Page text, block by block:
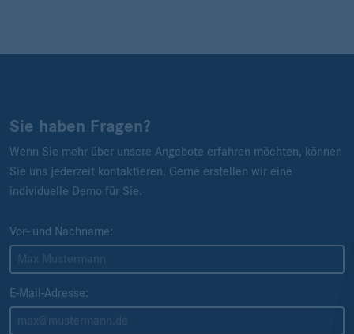
Sie haben Fragen?
Wenn Sie mehr über unsere Angebote erfahren möchten, können
Sie uns jederzeit kontaktieren. Gerne erstellen wir eine
individuelle Demo für Sie.
Vor- und Nachname:
E-Mail-Adresse: